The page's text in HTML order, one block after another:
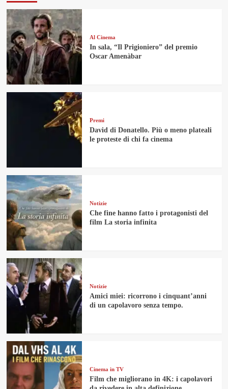
Al Cinema
In sala, “Il Prigioniero” del premio
Oscar Amenàbar
Premi
David di Donatello. Più o meno plateali
le proteste di chi fa cinema
Notizie
Che fine hanno fatto i protagonisti del
film La storia infinita
Notizie
Amici miei: ricorrono i cinquant’anni
di un capolavoro senza tempo.
Cinema in TV
Film che migliorano in 4K: i capolavori